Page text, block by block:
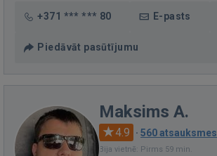
+371 *** *** 80 E-pasts
Piedāvāt pasūtījumu
Maksims A.
4.9 · 560 atsauksmes
Bija vietnē: Pirms 59 min.